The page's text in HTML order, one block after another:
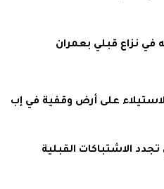
نزاع قبلي بعمران
على أرض وقفية في إب
الاشتباكات القبلية